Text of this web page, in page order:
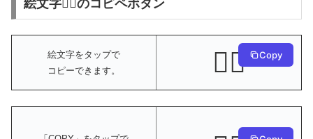
絵文字👷‍♂️のコピペボタン
絵文字をタップで
コピーできます。
👷‍♂️ Copy